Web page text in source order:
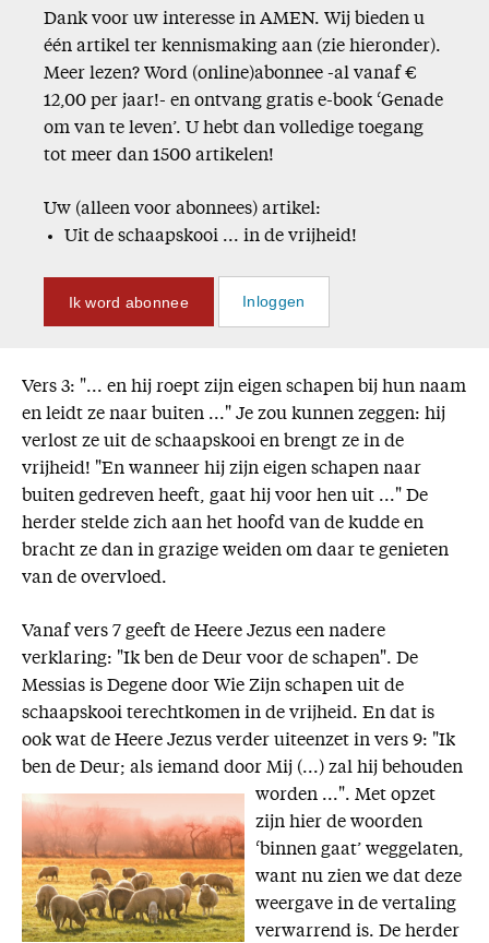
Dank voor uw interesse in AMEN. Wij bieden u
één artikel ter kennismaking aan (zie hieronder).
Meer lezen? Word (online)abonnee -al vanaf €
12,00 per jaar!- en ontvang gratis e-book ‘Genade
om van te leven’. U hebt dan volledige toegang
tot meer dan 1500 artikelen!
Uw (alleen voor abonnees) artikel:
Uit de schaapskooi ... in de vrijheid!
Ik word abonnee Inloggen
Vers 3: "... en hij roept zijn eigen schapen bij hun naam
en leidt ze naar buiten ..." Je zou kunnen zeggen: hij
verlost ze uit de schaapskooi en brengt ze in de
vrijheid! "En wanneer hij zijn eigen schapen naar
buiten gedreven heeft, gaat hij voor hen uit ..." De
herder stelde zich aan het hoofd van de kudde en
bracht ze dan in grazige weiden om daar te genieten
van de overvloed.
Vanaf vers 7 geeft de Heere Jezus een nadere
verklaring: "Ik ben de Deur voor de schapen". De
Messias is Degene door Wie Zijn schapen uit de
schaapskooi terechtkomen in de vrijheid. En dat is
ook wat de Heere Jezus verder uiteenzet in vers 9: "Ik
ben de Deur; als iemand door Mij (...) zal hij behouden
worden ...". Met opzet
zijn hier de woorden
‘binnen gaat’ weggelaten,
want nu zien we dat deze
weergave in de vertaling
verwarrend is. De herder